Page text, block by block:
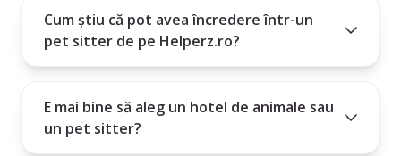
Alegerea unui pet sitter este mai mult decât un serviciu - este o relație
de încredere între om și animal.
Cum știu că pot avea încredere într-un
pet sitter de pe Helperz.ro?
E mai bine să aleg un hotel de animale sau
un pet sitter?